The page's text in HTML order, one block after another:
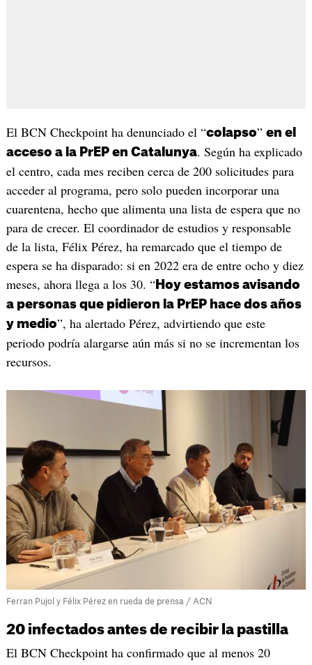
El BCN Checkpoint ha denunciado el “colapso” en el
acceso a la PrEP en Catalunya. Según ha explicado
el centro, cada mes reciben cerca de 200 solicitudes para
acceder al programa, pero solo pueden incorporar una
cuarentena, hecho que alimenta una lista de espera que no
para de crecer. El coordinador de estudios y responsable
de la lista, Félix Pérez, ha remarcado que el tiempo de
espera se ha disparado: si en 2022 era de entre ocho y diez
meses, ahora llega a los 30. “Hoy estamos avisando
a personas que pidieron la PrEP hace dos años
y medio”, ha alertado Pérez, advirtiendo que este
periodo podría alargarse aún más si no se incrementan los
recursos.
Ferran Pujol y Félix Pérez en rueda de prensa / ACN
20 infectados antes de recibir la pastilla
El BCN Checkpoint ha confirmado que al menos 20